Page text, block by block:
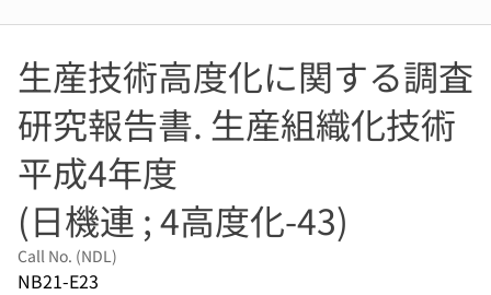
生産技術高度化に関する調査
研究報告書. 生産組織化技術
平成4年度
(日機連 ; 4高度化-43)
Call No. (NDL)
NB21-E23